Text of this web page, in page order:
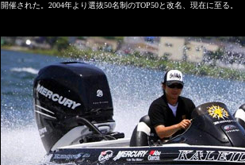
開催された。2004年より選抜50名制のTOP50と改名、現在に至る。